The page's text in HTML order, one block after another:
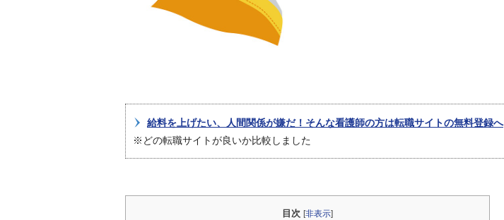
給料を上げたい、人間関係が嫌だ！そんな看護師の方は転職サイトの無料登録へ
※どの転職サイトが良いか比較しました
目次 [非表示]